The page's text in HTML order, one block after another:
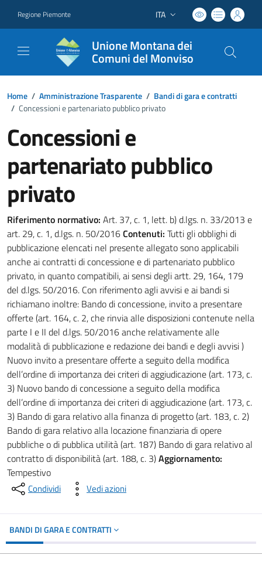
Regione Piemonte Lingua attiva:
ITA
Unione Montana dei
Comuni del Monviso
Home / Amministrazione Trasparente / Bandi di gara e contratti
/ Concessioni e partenariato pubblico privato
Concessioni e
partenariato pubblico
privato
Riferimento normativo: Art. 37, c. 1, lett. b) d.lgs. n. 33/2013 e
art. 29, c. 1, d.lgs. n. 50/2016Contenuti: Tutti gli obblighi di
pubblicazione elencati nel presente allegato sono applicabili
anche ai contratti di concessione e di partenariato pubblico
privato, in quanto compatibili, ai sensi degli artt. 29, 164, 179
del d.lgs. 50/2016. Con riferimento agli avvisi e ai bandi si
richiamano inoltre: Bando di concessione, invito a presentare
offerte (art. 164, c. 2, che rinvia alle disposizioni contenute nella
parte I e II del d.lgs. 50/2016 anche relativamente alle
modalità di pubblicazione e redazione dei bandi e degli avvisi )
Nuovo invito a presentare offerte a seguito della modifica
dell’ordine di importanza dei criteri di aggiudicazione (art. 173, c.
3) Nuovo bando di concessione a seguito della modifica
dell’ordine di importanza dei criteri di aggiudicazione (art. 173, c.
3) Bando di gara relativo alla finanza di progetto (art. 183, c. 2)
Bando di gara relativo alla locazione finanziaria di opere
pubbliche o di pubblica utilità (art. 187) Bando di gara relativo al
contratto di disponibilità (art. 188, c. 3)Aggiornamento:
Tempestivo
Condividi Vedi azioni
BANDI DI GARA E CONTRATTI